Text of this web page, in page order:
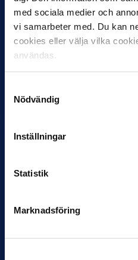
med sociala medier och
vi samarbeter med. Du kan
cookies eller välja vilka
användas.
Nödvändig
Inställningar
Statistik
Marknadsföring
Helstrup ny tränare i
Inleder mot…
Favorit i repris för